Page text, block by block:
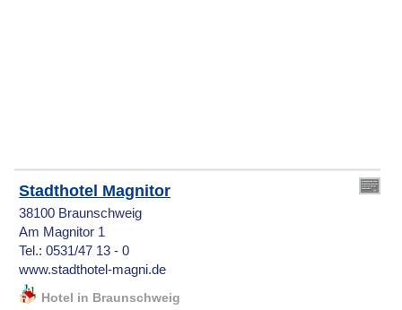
Stadthotel Magnitor
38100 Braunschweig
Am Magnitor 1
Tel.: 0531/47 13 - 0
www.stadthotel-magni.de
Hotel in Braunschweig